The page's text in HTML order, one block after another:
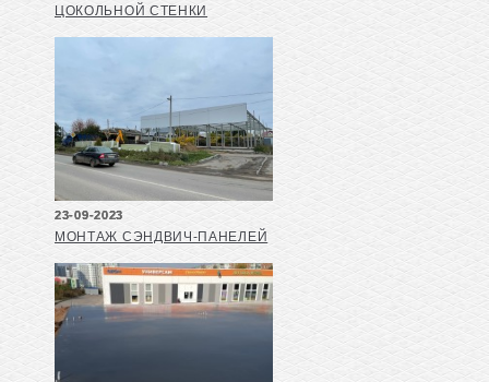
ЦОКОЛЬНОЙ СТЕНКИ
23-09-2023
МОНТАЖ СЭНДВИЧ-ПАНЕЛЕЙ